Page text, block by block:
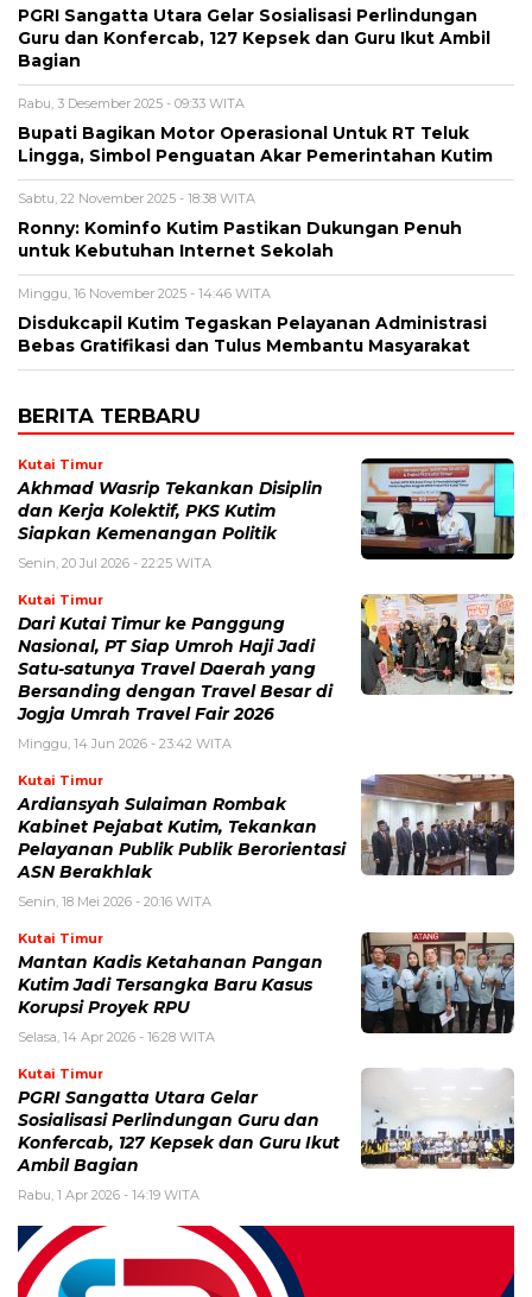
PGRI Sangatta Utara Gelar Sosialisasi Perlindungan
Guru dan Konfercab, 127 Kepsek dan Guru Ikut Ambil
Bagian
Rabu, 3 Desember 2025 - 09:33 WITA
Bupati Bagikan Motor Operasional Untuk RT Teluk
Lingga, Simbol Penguatan Akar Pemerintahan Kutim
Sabtu, 22 November 2025 - 18:38 WITA
Ronny: Kominfo Kutim Pastikan Dukungan Penuh
untuk Kebutuhan Internet Sekolah
Minggu, 16 November 2025 - 14:46 WITA
Disdukcapil Kutim Tegaskan Pelayanan Administrasi
Bebas Gratifikasi dan Tulus Membantu Masyarakat
BERITA TERBARU
Kutai Timur
Akhmad Wasrip Tekankan Disiplin
dan Kerja Kolektif, PKS Kutim
Siapkan Kemenangan Politik
Senin, 20 Jul 2026 - 22:25 WITA
Kutai Timur
Dari Kutai Timur ke Panggung
Nasional, PT Siap Umroh Haji Jadi
Satu-satunya Travel Daerah yang
Bersanding dengan Travel Besar di
Jogja Umrah Travel Fair 2026
Minggu, 14 Jun 2026 - 23:42 WITA
Kutai Timur
Ardiansyah Sulaiman Rombak
Kabinet Pejabat Kutim, Tekankan
Pelayanan Publik Publik Berorientasi
ASN Berakhlak
Senin, 18 Mei 2026 - 20:16 WITA
Kutai Timur
Mantan Kadis Ketahanan Pangan
Kutim Jadi Tersangka Baru Kasus
Korupsi Proyek RPU
Selasa, 14 Apr 2026 - 16:28 WITA
Kutai Timur
PGRI Sangatta Utara Gelar
Sosialisasi Perlindungan Guru dan
Konfercab, 127 Kepsek dan Guru Ikut
Ambil Bagian
Rabu, 1 Apr 2026 - 14:19 WITA